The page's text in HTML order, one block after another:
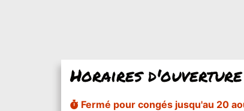
Horaires d'ouverture
Fermé pour congés jusqu'au 20